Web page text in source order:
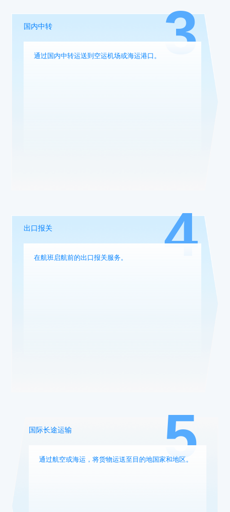
3
国内中转
通过国内中转运送到空运机场或海运港口。
4
出口报关
在航班启航前的出口报关服务。
5
国际长途运输
通过航空或海运，将货物运送至目的地国家和地区。